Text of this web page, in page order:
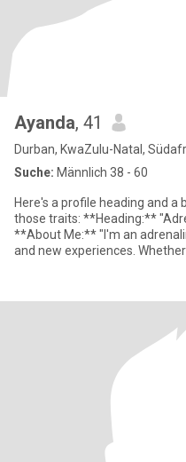
Ayanda, 41
Durban, KwaZulu-Natal,
Suche: Männlich 38 - 60
Here's a profile heading and
those traits: **Heading:** "Adrenaline Junkie & Lover of Life"
**About Me:** "I'm an
and new experiences.